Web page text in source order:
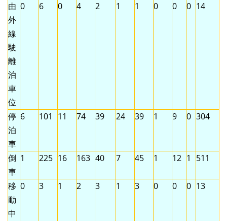
由
外
線
駛
離
泊
車
位
0 6 0 4 2 1 1 0 0 0 14
停
泊
車
6 101 11 74 39 24 39 1 9 0 304
倒
車
1 225 16 163 40 7 45 1 12 1 511
移
動
中
0 3 1 2 3 1 3 0 0 0 13